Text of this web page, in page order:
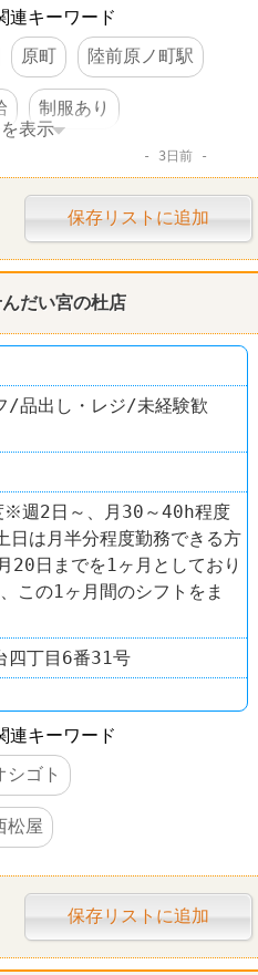
連キーワード
原町 陸前原ノ町駅
制服あり
日本郵便
表示
3日前
保存リストに追加
だい宮の杜店
/品出し・レジ/未経験歓
週2日～、月30～40h程度
は月半分程度勤務できる方
20日までを1ヶ月としており
の1ヶ月間のシフトをま
四丁目6番31号
連キーワード
シゴト
松屋
保存リストに追加